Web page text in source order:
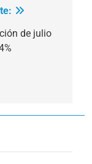
de julio